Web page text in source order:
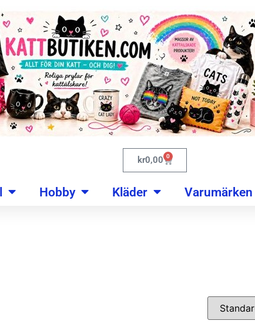
kr0,00 0
Hobby Kläder Varumärken